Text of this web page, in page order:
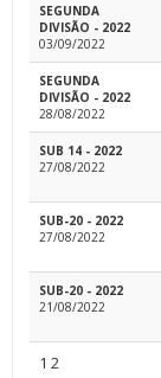
SEGUNDA
DIVISÃO - 2022
03/09/2022
SEGUNDA
DIVISÃO - 2022
28/08/2022
SUB 14 - 2022
27/08/2022
SUB-20 - 2022
27/08/2022
SUB-20 - 2022
21/08/2022
1 2